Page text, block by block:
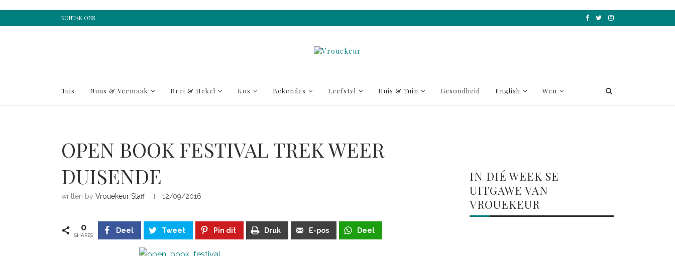
KONTAK ONS
Tuis Nuus & Vermaak Brei & Hekel Kos Bekendes Leefstyl Huis & Tuin Gesondheid English Wen
OPEN BOOK FESTIVAL TREK WEER
DUISENDE
written by Vrouekeur Staff 12/09/2016
0
SHARES
Deel Tweet Pin dit Druk E-pos Deel
IN DIÉ WEEK SE
UITGAWE VAN
VROUEKEUR